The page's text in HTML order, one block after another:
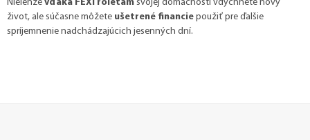
Nielenže vďaka FEXI roletám svojej domácnosti vdýchnete nový
život, ale súčasne môžete ušetrené financie použiť pre ďalšie
spríjemnenie nadchádzajúcich jesenných dní.